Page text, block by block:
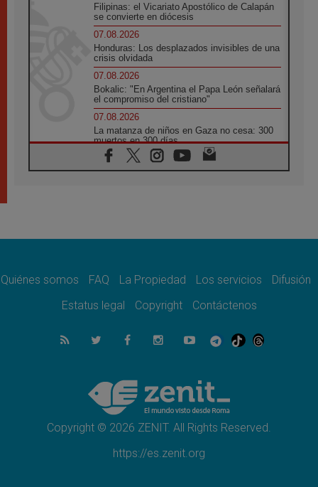
Filipinas: el Vicariato Apostólico de Calapán
se convierte en diócesis
07.08.2026
Honduras: Los desplazados invisibles de una
crisis olvidada
07.08.2026
Bokalic: "En Argentina el Papa León señalará
el compromiso del cristiano"
07.08.2026
La matanza de niños en Gaza no cesa: 300
muertos en 300 días
07.08.2026
Tagle: La guerra desfigura el mundo, solo la
como misión al servicio del Evangelio
SIGNIS 2026, dar voz a las religiosas en el
07.08.2026
Lanzan un proyecto de empoderamiento
Programa oficial del Viaje Apostólico del
Papa León XIV a Francia
Quiénes somos FAQ La Propiedad Los servicios
Difusión
Estatus legal
Copyright Contáctenos
Copyright © 2026 ZENIT. All Rights Reserved.
https://es.zenit.org